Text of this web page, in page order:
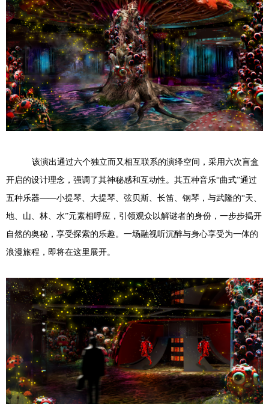
该演出通过六个独立而又相互联系的演绎空间，采用六次盲盒
开启的设计理念，强调了其神秘感和互动性。其五种音乐“曲式”通过
五种乐器——小提琴、大提琴、弦贝斯、长笛、钢琴，与武隆的“天、
地、山、林、水”元素相呼应，引领观众以解谜者的身份，一步步揭开
自然的奥秘，享受探索的乐趣。一场融视听沉醉与身心享受为一体的
浪漫旅程，即将在这里展开。